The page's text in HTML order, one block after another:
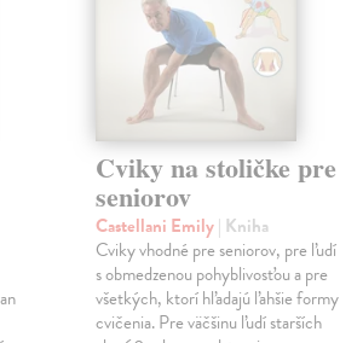
Cviky na stoličke pre
seniorov
Castellani Emily| Kniha
Cviky vhodné pre seniorov, pre ľudí
s obmedzenou pohyblivosťou a pre
všetkých, ktorí hľadajú ľahšie formy
cvičenia. Pre väčšinu ľudí starších